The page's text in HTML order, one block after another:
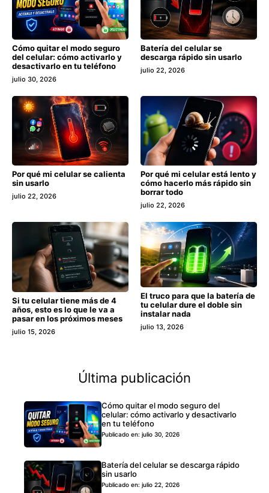
Cómo quitar el modo seguro
del celular: cómo activarlo y
desactivarlo en tu teléfono
julio 30, 2026
Batería del celular se
descarga rápido sin usarlo
julio 22, 2026
Por qué mi celular se calienta
sin usarlo
julio 22, 2026
Por qué mi celular está lento y
cómo hacerlo más rápido sin
borrar todo
julio 22, 2026
Si tu celular tiene más de 4
años, esto es lo que le va a
pasar en los próximos meses
julio 15, 2026
El truco para que la batería de
tu celular dure el doble sin
instalar nada
julio 13, 2026
Última publicación
Cómo quitar el modo seguro del
celular: cómo activarlo y desactivarlo
en tu teléfono
Publicado en: julio 30, 2026
Batería del celular se descarga rápido
sin usarlo
Publicado en: julio 22, 2026